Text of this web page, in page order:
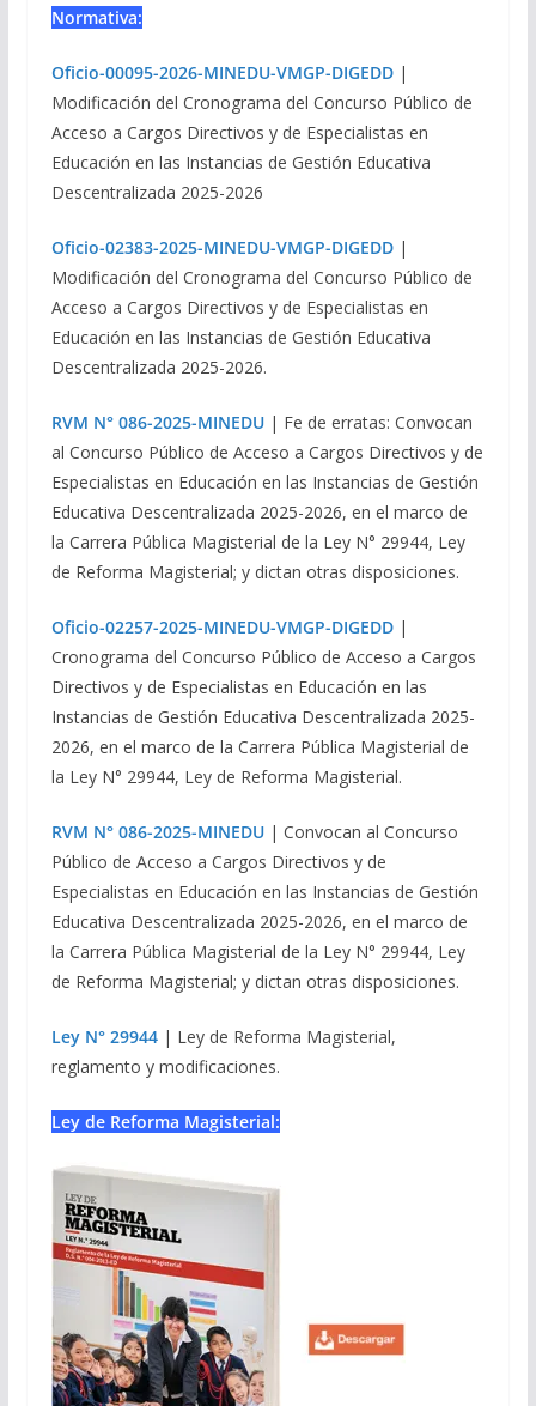
Normativa:
Oficio-00095-2026-MINEDU-VMGP-DIGEDD|
Modificación del Cronograma del Concurso Público de
Acceso a Cargos Directivos y de Especialistas en
Educación en las Instancias de Gestión Educativa
Descentralizada 2025-2026
Oficio-02383-2025-MINEDU-VMGP-DIGEDD|
Modificación del Cronograma del Concurso Público de
Acceso a Cargos Directivos y de Especialistas en
Educación en las Instancias de Gestión Educativa
Descentralizada 2025-2026.
RVM N° 086-2025-MINEDU| Fe de erratas: Convocan
al Concurso Público de Acceso a Cargos Directivos y de
Especialistas en Educación en las Instancias de Gestión
Educativa Descentralizada 2025-2026, en el marco de
la Carrera Pública Magisterial de la Ley N° 29944, Ley
de Reforma Magisterial; y dictan otras disposiciones.
Oficio-02257-2025-MINEDU-VMGP-DIGEDD|
Cronograma del Concurso Público de Acceso a Cargos
Directivos y de Especialistas en Educación en las
Instancias de Gestión Educativa Descentralizada 2025-
2026, en el marco de la Carrera Pública Magisterial de
la Ley N° 29944, Ley de Reforma Magisterial.
RVM N° 086-2025-MINEDU | Convocan al Concurso
Público de Acceso a Cargos Directivos y de
Especialistas en Educación en las Instancias de Gestión
Educativa Descentralizada 2025-2026, en el marco de
la Carrera Pública Magisterial de la Ley N° 29944, Ley
de Reforma Magisterial; y dictan otras disposiciones.
Ley N° 29944| Ley de Reforma Magisterial,
reglamento y modificaciones.
Ley de Reforma Magisterial: